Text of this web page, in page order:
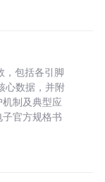
，包括各引脚
心数据，并附
制及典型应
官方规格书